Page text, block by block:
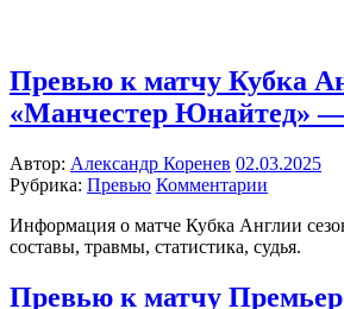
Превью к матчу Кубка
«Манчестер Юнайтед»
Автор: Александр Коренев 02.03.2025
Рубрика: Превью Комментарии
Информация о матче Кубка Англии
составы, травмы, статистика, судья.
Превью к матчу